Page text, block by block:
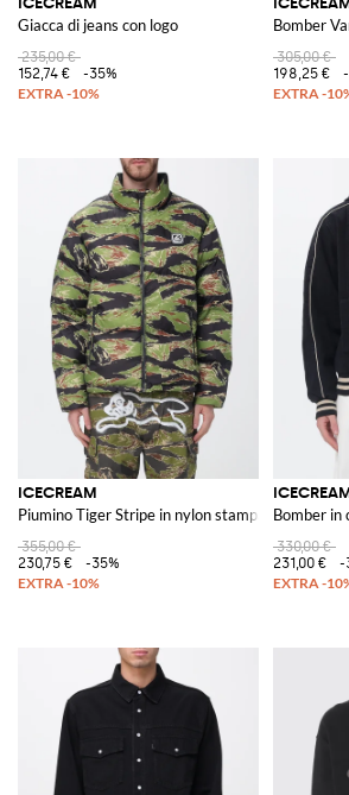
Giacca di jeans con logo
235,00 €
152,74 €
-35%
Bomber
305,00 €
198,25 €
ICECREAM
Piumino Tiger Stripe in nylon stampato
355,00 €
230,75 €
-35%
Bomber in
330,00 €
231,00 €
-